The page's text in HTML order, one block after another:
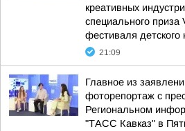
креативных
специального
фестиваля детского
21:09
Главное из
фоторепортаж с
Региональном
"ТАСС Кавказ" в